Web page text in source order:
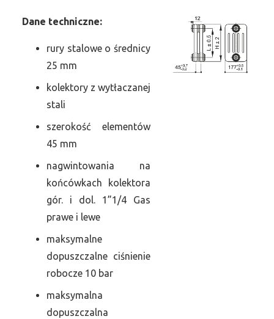
Dane techniczne:
rury stalowe o średnicy
25 mm
kolektory z wytłaczanej
stali
szerokość elementów
45 mm
nagwintowania na
końcówkach kolektora
gór. i dol. 1”1/4 Gas
prawe i lewe
maksymalne
dopuszczalne ciśnienie
robocze 10 bar
maksymalna
dopuszczalna